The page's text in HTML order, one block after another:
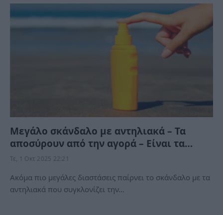
Μεγάλο σκάνδαλο με αντηλιακά – Τα
αποσύρουν από την αγορά – Είναι τα…
Τε, 1 Οκτ 2025 22:21
Ακόμα πιο μεγάλες διαστάσεις παίρνει το σκάνδαλο με τα
αντηλιακά που συγκλονίζει την…